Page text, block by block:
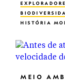
HISTÓRIA
ECOSSISTEMA
MEIO